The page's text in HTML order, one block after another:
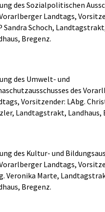
des Sozialpolitischen
Landtags,
Sandra Schoch,
Bregenz.
des Umwelt- und
des
Vorsitzender: LAbg.
Landtagstrakt, Landhaus,
des Kultur- und
Landtags,
Veronika Marte,
Bregenz.